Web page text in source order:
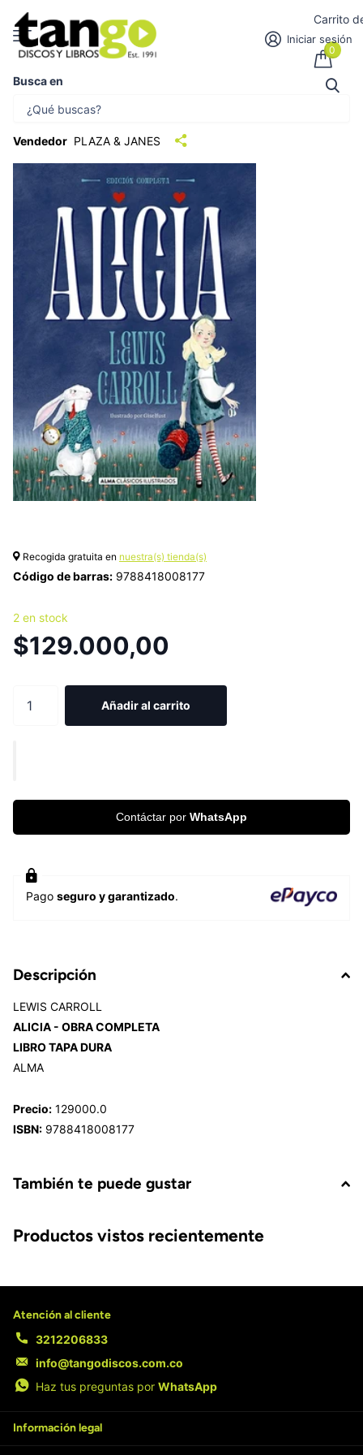
Busca en
Iniciar sesión
Carrito
0
CARROLL
Vendedor PLAZA & JANES
Recogida gratuita en nuestra(s) tienda(s)
Código de barras: 9788418008177
2 en stock
$129.000,00
Añadir al carrito
Contáctar por WhatsApp
Pago seguro y garantizado.
Descripción
LEWIS CARROLL
ALICIA - OBRA COMPLETA
LIBRO TAPA DURA
ALMA
Precio: 129000.0
ISBN: 9788418008177
También te puede gustar
Productos vistos recientemente
Atención al cliente
3212206833
info@tangodiscos.com.co
Haz tus preguntas por WhatsApp
Información legal